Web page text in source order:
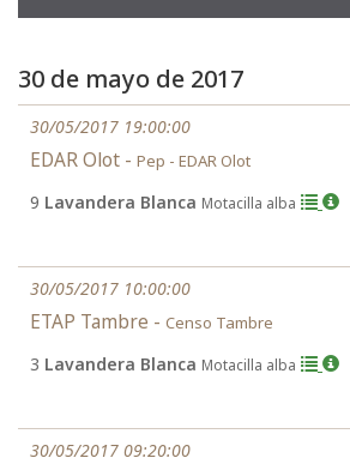
30 de mayo de 2017
30/05/2017 19:00:00
EDAR Olot - Pep - EDAR Olot
9 Lavandera Blanca Motacilla alba
30/05/2017 10:00:00
ETAP Tambre - Censo Tambre
3 Lavandera Blanca Motacilla alba
30/05/2017 09:20:00